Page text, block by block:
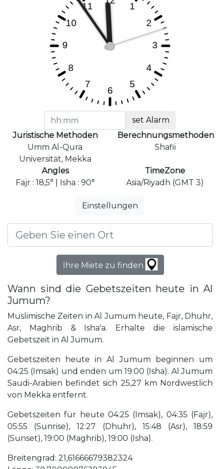
set Alarm
Juristische Methoden
Umm Al-Qura
Universität, Mekka
Berechnungsmethoden
Shafii
Angles
Fajr : 18,5° | Isha : 90°
TimeZone
Asia/Riyadh (GMT 3)
Einstellungen
Ihre Miete zu finden
Wann sind die Gebetszeiten heute in Al
Jumum?
Muslimische Zeiten in Al Jumum heute, Fajr, Dhuhr,
Asr, Maghrib & Isha'a. Erhalte die islamische
Gebetszeit in Al Jumum.
Gebetszeiten heute in Al Jumum beginnen um
04:25 (Imsak) und enden um 19:00 (Isha). Al Jumum
Saudi-Arabien befindet sich 25,27 km Nordwestlich
von Mekka entfernt.
Gebetszeiten für heute 04:25 (Imsak), 04:35 (Fajr),
05:55 (Sunrise), 12:27 (Dhuhr), 15:48 (Asr), 18:59
(Sunset), 19:00 (Maghrib), 19:00 (Isha).
Breitengrad: 21,61666679382324